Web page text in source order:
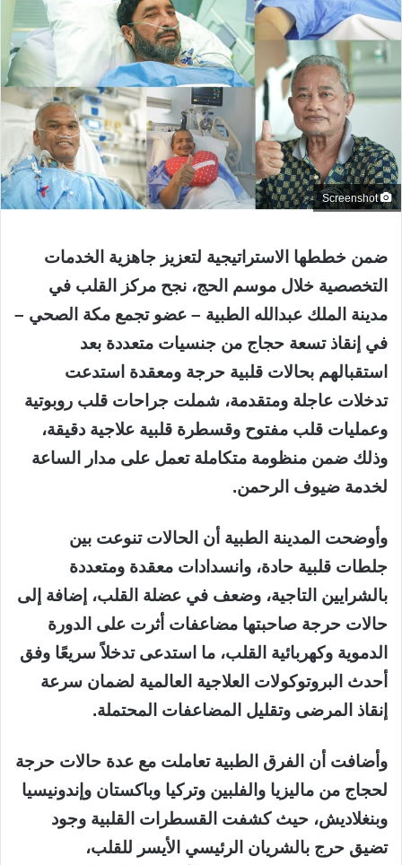
Screenshot
ضمن خططها الاستراتيجية لتعزيز جاهزية الخدمات
التخصصية خلال موسم الحج، نجح مركز القلب في
مدينة الملك عبدالله الطبية – عضو تجمع مكة الصحي –
في إنقاذ تسعة حجاج من جنسيات متعددة بعد
استقبالهم بحالات قلبية حرجة ومعقدة استدعت
تدخلات عاجلة ومتقدمة، شملت جراحات قلب روبوتية
وعمليات قلب مفتوح وقسطرة قلبية علاجية دقيقة،
وذلك ضمن منظومة متكاملة تعمل على مدار الساعة
لخدمة ضيوف الرحمن.
وأوضحت المدينة الطبية أن الحالات تنوعت بين
جلطات قلبية حادة، وانسدادات معقدة ومتعددة
بالشرايين التاجية، وضعف في عضلة القلب، إضافة إلى
حالات حرجة صاحبتها مضاعفات أثرت على الدورة
الدموية وكهربائية القلب، ما استدعى تدخلاً سريعًا وفق
أحدث البروتوكولات العلاجية العالمية لضمان سرعة
إنقاذ المرضى وتقليل المضاعفات المحتملة.
وأضافت أن الفرق الطبية تعاملت مع عدة حالات حرجة
لحجاج من ماليزيا والفلبين وتركيا وباكستان وإندونيسيا
وبنغلاديش، حيث كشفت القسطرات القلبية وجود
تضيق حرج بالشريان الرئيسي الأيسر للقلب،